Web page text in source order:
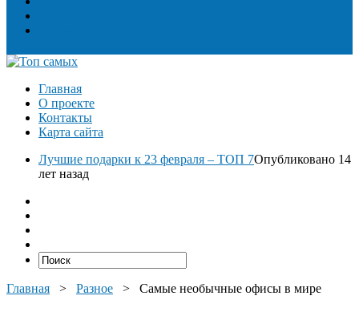
Главная
О проекте
Контакты
Карта сайта
Лучшие подарки к 23 февраля – ТОП 7Опубликовано 14
лет назад
Главная > Разное > Самые необычные офисы в мире